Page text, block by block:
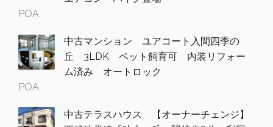
POA
中古マンション ユアコート入間四季の
丘 3LDK ペット飼育可 内装リフォー
ム済み オートロック
POA
中古テラスハウス 【オーナーチェンジ】